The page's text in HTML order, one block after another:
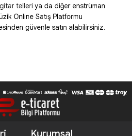
telleri ya da diğer enstrüman
Online Satış Platformu
güvenle satın alabilirsiniz.